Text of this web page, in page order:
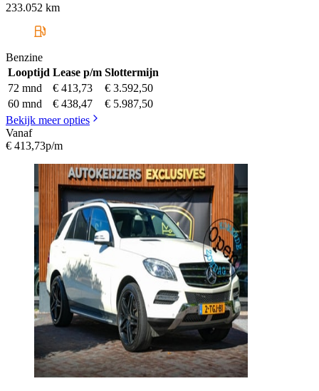
233.052 km
Benzine
Looptijd Lease p/m Slottermijn
72 mnd
€ 413,73
€ 3.592,50
60 mnd
€ 438,47
€ 5.987,50
Bekijk meer opties
Vanaf
€ 413,73p/m